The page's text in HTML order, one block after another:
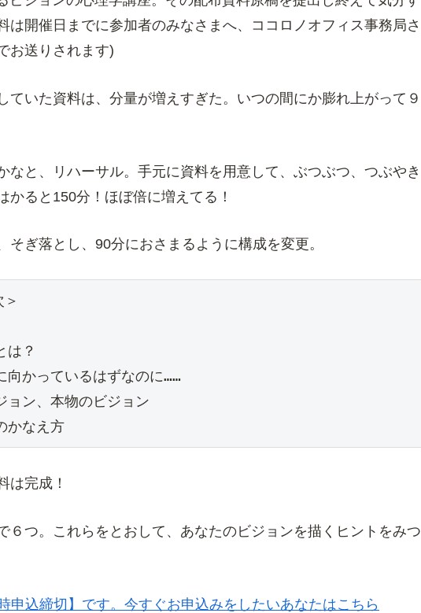
は開催日までに参加者のみなさまへ、ココロノオフィス事務局さ
お送りされます)
ていた資料は、分量が増えすぎた。いつの間にか膨れ上がって９
なと、リハーサル。手元に資料を用意して、ぶつぶつ、つぶやき
かると150分！ほぼ倍に増えてる！
そぎ落とし、90分におさまるように構成を変更。
は？
向かっているはずなのに……
ン、本物のビジョン
かなえ方
は完成！
６つ。これらをとおして、あなたのビジョンを描くヒントをみつ
申込締切】です。今すぐお申込みをしたいあなたはこちら